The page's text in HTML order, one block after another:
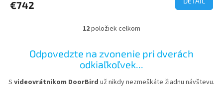
€742
O
l
á
d
a
12položiek celkom
Odpovedzte na zvonenie pri dverách
odkiaľkoľvek...
S videovrátnikom DoorBird už nikdy nezmeškáte žiadnu návštevu.